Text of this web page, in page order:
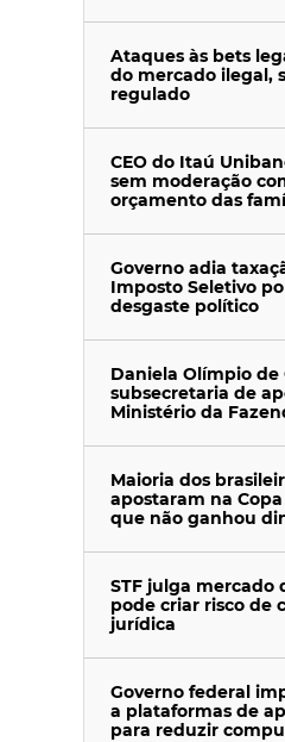
Ataques às bets
do mercado ilegal,
regulado
CEO do Itaú
sem moderação
orçamento das
Governo adia
Imposto Seletivo
desgaste político
Daniela Olímpio de
subsecretaria de
Ministério da
Maioria dos
apostaram na
que não ganhou
STF julga mercado
pode criar risco de
jurídica
Governo federal
a plataformas de
para reduzir